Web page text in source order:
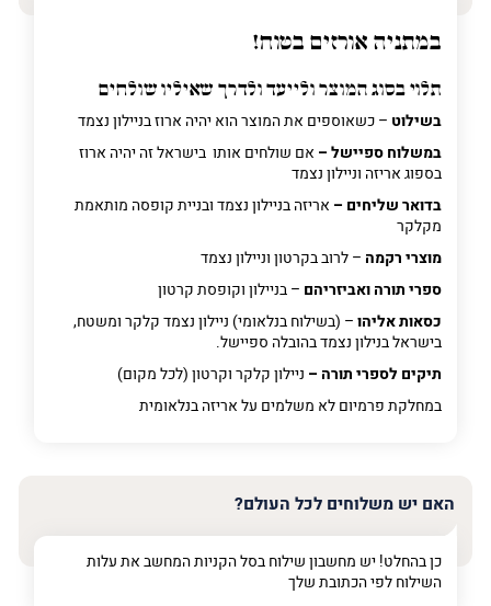
במתניה אורזים בטוח!
תלוי בסוג המוצר ולייעד ולדרך שאיליו שולחים
בשילוט – כשאוספים את המוצר הוא יהיה ארוז בניילון נצמד
במשלוח ספיישל – אם שולחים אותו בישראל זה יהיה ארוז
בספוג אריזה וניילון נצמד
בדואר שליחים – אריזה בניילון נצמד ובניית קופסה מותאמת
מקלקר
מוצרי רקמה – לרוב בקרטון וניילון נצמד
ספרי תורה ואביזריהם – בניילון וקופסת קרטון
כסאות אליהו– (בשילוח בנלאומי) ניילון נצמד קלקר ומשטח,
בישראל בנילון נצמד בהובלה ספיישל.
תיקים לספרי תורה – ניילון קלקר וקרטון (לכל מקום)
במחלקת פרמיוםלא משלמים על אריזה בנלאומית
האם יש משלוחים לכל העולם?
כן בהחלט! יש מחשבון שילוח בסל הקניות המחשב את עלות
השילוח לפי הכתובת שלך